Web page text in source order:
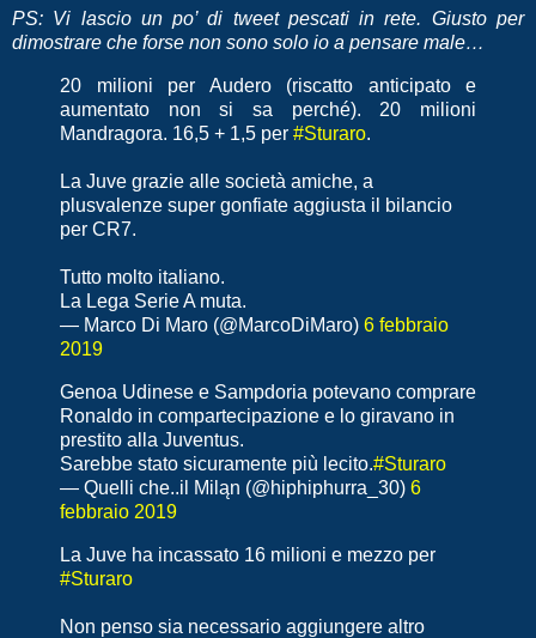
PS: Vi lascio un po’ di tweet pescati in rete. Giusto per
dimostrare che forse non sono solo io a pensare male…
20 milioni per Audero (riscatto anticipato e
aumentato non si sa perché). 20 milioni
Mandragora. 16,5 + 1,5 per #Sturaro.
La Juve grazie alle società amiche, a
plusvalenze super gonfiate aggiusta il bilancio
per CR7.
Tutto molto italiano.
La Lega Serie A muta.
— Marco Di Maro (@MarcoDiMaro) 6 febbraio
2019
Genoa Udinese e Sampdoria potevano comprare
Ronaldo in compartecipazione e lo giravano in
prestito alla Juventus.
Sarebbe stato sicuramente più lecito.#Sturaro
— Quelli che..il Miląn (@hiphiphurra_30) 6
febbraio 2019
La Juve ha incassato 16 milioni e mezzo per
#Sturaro
Non penso sia necessario aggiungere altro